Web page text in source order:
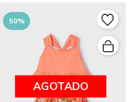
50%
AGOTADO